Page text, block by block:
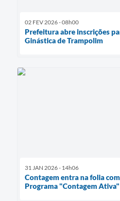
02 FEV 2026 - 08h00
Prefeitura abre inscrições
Ginástica de Trampolim
31 JAN 2026 - 14h06
Contagem entra na folia
Programa "Contagem Ativa"